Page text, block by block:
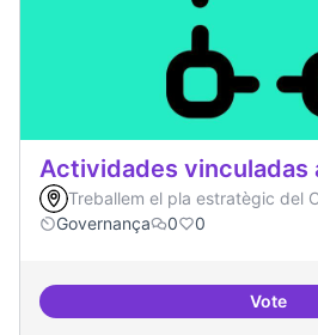
Actividades vinculadas
Treballem el pla estratègic del
Governança
0 0
Vote